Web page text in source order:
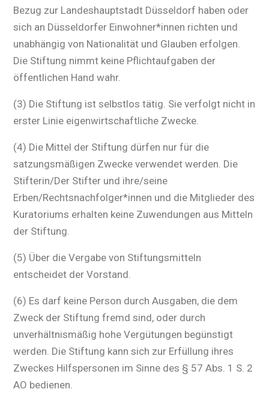
Bezug zur Landeshauptstadt Düsseldorf haben oder
sich an Düsseldorfer Einwohner*innen richten und
unabhängig von Nationalität und Glauben erfolgen.
Die Stiftung nimmt keine Pflichtaufgaben der
öffentlichen Hand wahr.
(3) Die Stiftung ist selbstlos tätig. Sie verfolgt nicht in
erster Linie eigenwirtschaftliche Zwecke.
(4) Die Mittel der Stiftung dürfen nur für die
satzungsmäßigen Zwecke verwendet werden. Die
Stifterin/Der Stifter und ihre/seine
Erben/Rechtsnachfolger*innen und die Mitglieder des
Kuratoriums erhalten keine Zuwendungen aus Mitteln
der Stiftung.
(5) Über die Vergabe von Stiftungsmitteln
entscheidet der Vorstand.
(6) Es darf keine Person durch Ausgaben, die dem
Zweck der Stiftung fremd sind, oder durch
unverhältnismäßig hohe Vergütungen begünstigt
werden. Die Stiftung kann sich zur Erfüllung ihres
Zweckes Hilfspersonen im Sinne des § 57 Abs. 1 S. 2
AO bedienen.